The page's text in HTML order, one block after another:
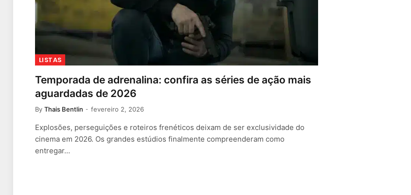
LISTAS
Temporada de adrenalina: confira as séries de ação mais
aguardadas de 2026
By Thais Bentlin fevereiro 2, 2026
Explosões, perseguições e roteiros frenéticos deixam de ser exclusividade do
cinema em 2026. Os grandes estúdios finalmente compreenderam como
entregar…